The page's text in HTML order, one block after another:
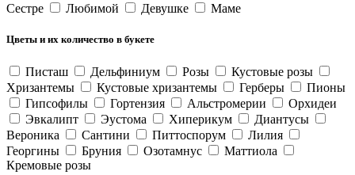
Сестре
Любимой Девушке Маме
Цветы и их количество в букете
Писташ Дельфиниум Розы
Кустовые розы
Хризантемы
Кустовые хризантемы Герберы
Пионы
Гипсофилы
Гортензия Альстромерии
Орхидеи
Эвкалипт
Эустома Хиперикум
Диантусы
Вероника
Сантини Питтоспорум
Лилия
Георгины
Бруния Озотамнус
Маттиола
Кремовые розы